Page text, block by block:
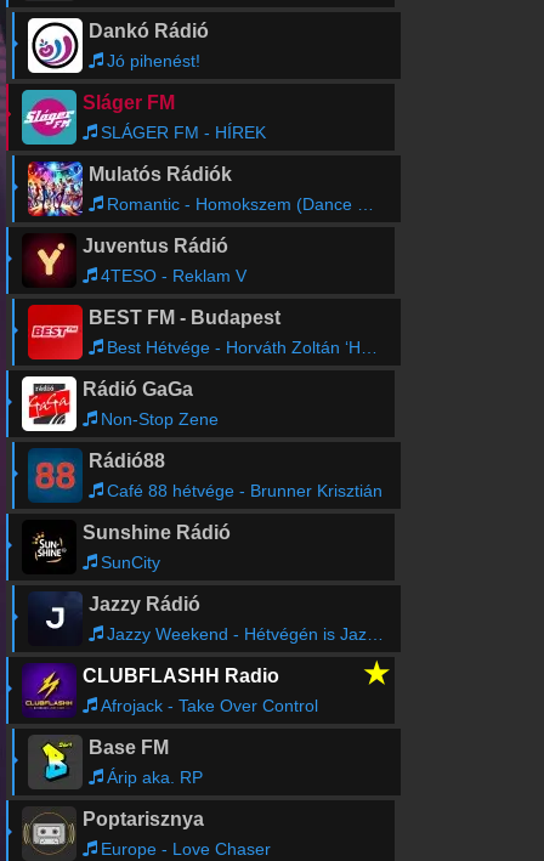
Dankó Rádió
Jó pihenést!
Sláger FM
SLÁGER FM - HÍREK
Mulatós Rádiók
Romantic - Homokszem (Dance Mix)
Juventus Rádió
4TESO - Reklam V
BEST FM - Budapest
Best Hétvége - Horváth Zoltán ‘Hory’
Rádió GaGa
Non-Stop Zene
Rádió88
Café 88 hétvége - Brunner Krisztián
Sunshine Rádió
SunCity
Jazzy Rádió
Jazzy Weekend - Hétvégén is Jazzy!
CLUBFLASHH Radio ★
Afrojack - Take Over Control
Base FM
Árip aka. RP
Poptarisznya
Europe - Love Chaser